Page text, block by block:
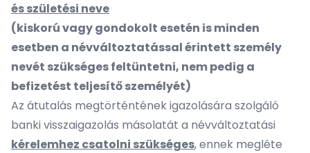
és születési neve
(kiskorú vagy gondokolt esetén is minden
esetben a névváltoztatással érintett személy
nevét szükséges feltüntetni, nem pedig a
befizetést teljesítő személyét)
Az átutalás megtörténtének igazolására szolgáló
banki visszaigazolás másolatát a névváltoztatási
kérelemhez csatolni szükséges, ennek megléte